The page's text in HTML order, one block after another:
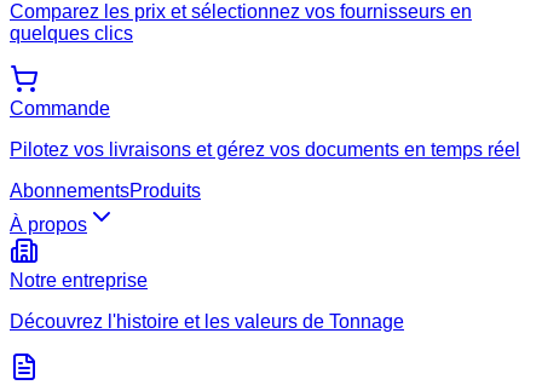
Comparez les prix et sélectionnez vos fournisseurs en
quelques clics
Commande
Pilotez vos livraisons et gérez vos documents en temps réel
AbonnementsProduits
À propos
Notre entreprise
Découvrez l'histoire et les valeurs de Tonnage